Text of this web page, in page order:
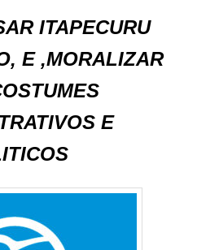
ITAPECURU
E ,MORALIZAR
E